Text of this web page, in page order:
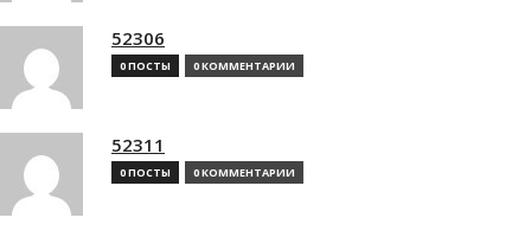
52306
0 ПОСТЫ 0 КОММЕНТАРИИ
52311
0 ПОСТЫ 0 КОММЕНТАРИИ